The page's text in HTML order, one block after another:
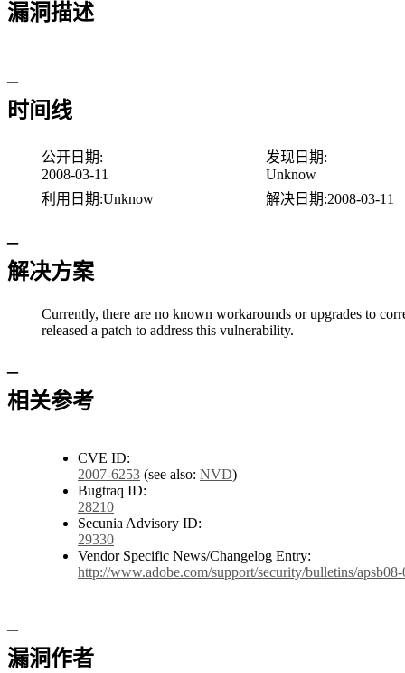
漏洞描述
–
时间线
公开日期:
2008-03-11
发现日期:
Unknow
利用日期:Unknow 解决日期:2008-03-11
–
解决方案
Currently, there are no known workarounds or upgrades to
released a patch to address this vulnerability.
–
相关参考
CVE ID:
2007-6253 (see also: NVD)
Bugtraq ID:
28210
Secunia Advisory ID:
29330
Vendor Specific News/Changelog Entry:
http://www.adobe.com/support/security/bulletins/
–
漏洞作者